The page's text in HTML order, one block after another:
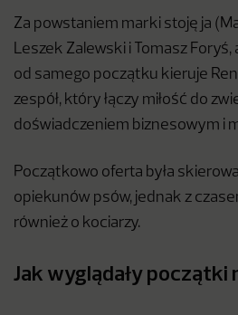
Za powstaniem marki stoję ja
Leszek Zalewski i Tomasz
od samego początku kieruje
zespół, który łączy miłość do
doświadczeniem biznesowym i
Początkowo oferta była
opiekunów psów, jednak z
również o kociarzy.
Jak wyglądały początki